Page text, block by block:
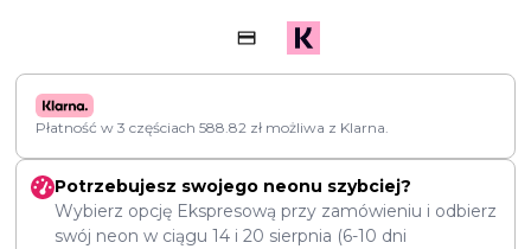
Płatność w 3 częściach 588.82 zł możliwa z Klarna.
Potrzebujesz swojego neonu szybciej?
Wybierz opcję Ekspresową przy zamówieniu i odbierz
swój neon w ciągu 14 i 20 sierpnia (6-10 dni